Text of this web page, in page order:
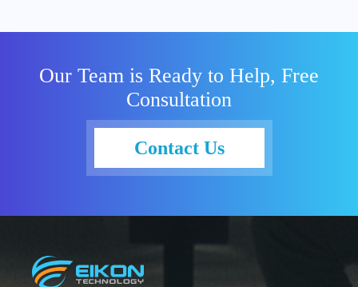
Our Team is Ready to Help, Free
Consultation
Contact Us